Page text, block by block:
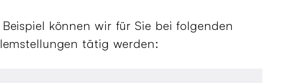
können wir für Sie bei folgenden
tätig werden: